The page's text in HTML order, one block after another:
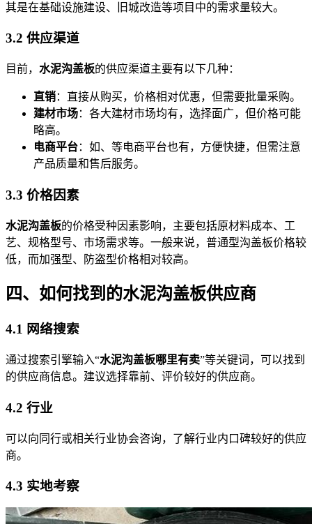
其是在基础设施建设、旧城改造等项目中的需求量较大。
3.2 供应渠道
目前， 水泥沟盖板的供应渠道主要有以下几种：
直销：直接从购买，价格相对优惠，但需要批量采购。
建材市场：各大建材市场均有，选择面广，但价格可能
略高。
电商平台：如、等电商平台也有，方便快捷，但需注意
产品质量和售后服务。
3.3 价格因素
水泥沟盖板的价格受种因素影响，主要包括原材料成本、工
艺、规格型号、市场需求等。一般来说，普通型沟盖板价格较
低，而加强型、防盗型价格相对较高。
四、如何找到的水泥沟盖板供应商
4.1 网络搜索
通过搜索引擎输入“水泥沟盖板哪里有卖”等关键词，可以找到
的供应商信息。建议选择靠前、评价较好的供应商。
4.2 行业
可以向同行或相关行业协会咨询，了解行业内口碑较好的供应
商。
4.3 实地考察